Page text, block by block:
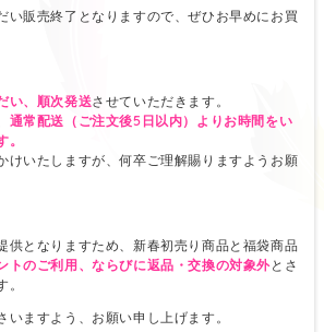
い販売終了となりますので、ぜひお早めにお買
い、順次発送させていただきます。
通常配送（ご注文後5日以内）よりお時間をい
けいたしますが、何卒ご理解賜りますようお願
供となりますため、新春初売り商品と福袋商品
トのご利用、ならびに返品・交換の対象外とさ
いますよう、お願い申し上げます。